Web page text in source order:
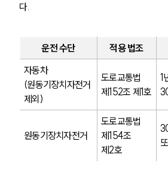
다.
운전 수단 적용 법조
자동차
(원동기장치자전거
제외)
도로교통법
제152조 제1호
1
원동기장치자전거
도로교통법
제154조
제2호